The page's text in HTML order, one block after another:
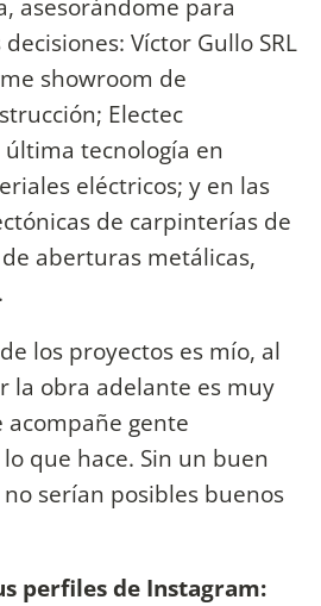
asesorándome para
Víctor Gullo SRL
showroom de
Electec
tecnología en
eléctricos; y en las
de carpinterías de
aberturas metálicas,
los proyectos es mío, al
la obra adelante es muy
gente
que hace. Sin un buen
serían posibles buenos
perfiles de Instagram: